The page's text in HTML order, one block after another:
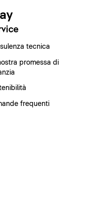
tecnica
promessa di
frequenti